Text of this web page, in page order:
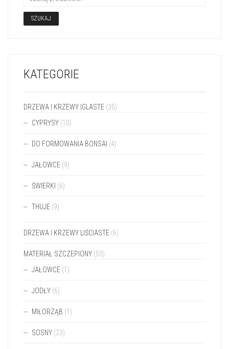
SZUKAJ
KATEGORIE
DRZEWA I KRZEWY IGLASTE (35)
CYPRYSY (10)
DO FORMOWANIA BONSAI (4)
JAŁOWCE (9)
ŚWIERKI (6)
THUJE (9)
DRZEWA I KRZEWY LIŚCIASTE (6)
MATERIAŁ SZCZEPIONY (50)
JAŁOWCE (1)
JODŁY (6)
MIŁORZĄB (1)
SOSNY (23)